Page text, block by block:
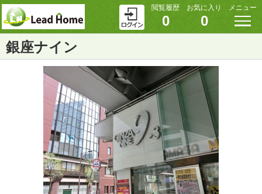
閲覧履歴
0
お気に入り
0
メニュー
銀座ナイン